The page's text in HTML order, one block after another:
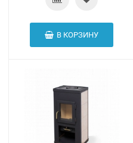
В КОРЗИНУ